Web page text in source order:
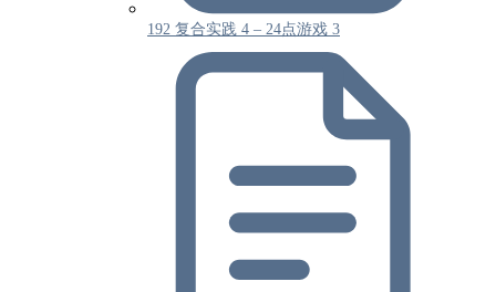
192 复合实践 4 – 24点游戏 3